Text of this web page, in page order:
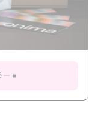
imminente
MANGER